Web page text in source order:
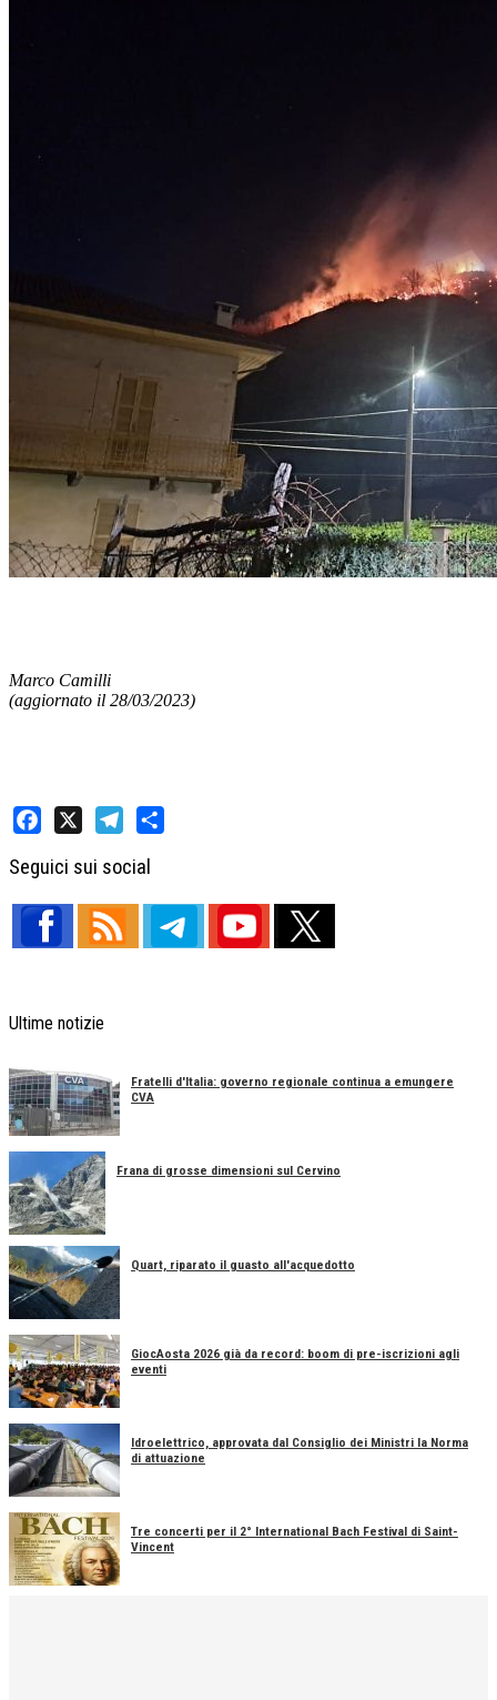
Marco Camilli
(aggiornato il 28/03/2023)
Seguici sui social
Ultime notizie
Fratelli d'Italia: governo regionale continua a emungere
CVA
Frana di grosse dimensioni sul Cervino
Quart, riparato il guasto all'acquedotto
GiocAosta 2026 già da record: boom di pre-iscrizioni agli
eventi
Idroelettrico, approvata dal Consiglio dei Ministri la Norma
di attuazione
Tre concerti per il 2° International Bach Festival di Saint-
Vincent